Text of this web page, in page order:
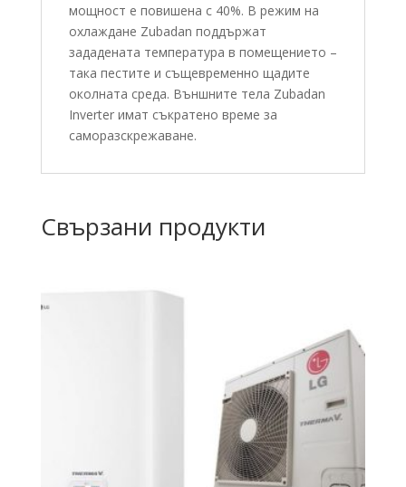
мощност е повишена с 40%. В режим на
охлаждане Zubadan поддържат
зададената температура в помещението –
така пестите и същевременно щадите
околната среда. Външните тела Zubadan
Inverter имат съкратено време за
саморазскрежаване.
Свързани продукти